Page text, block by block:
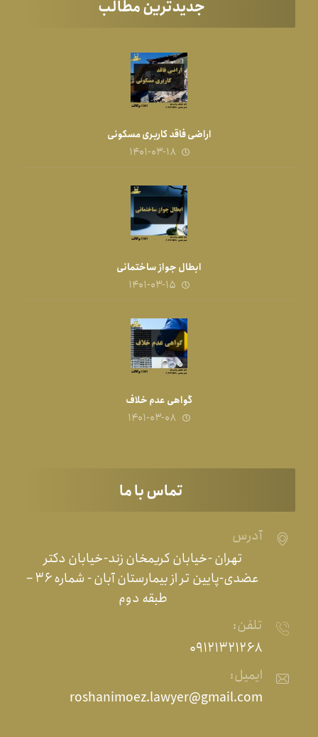
جدیدترین مطالب
اراضی فاقد کاربری مسکونی
۱۴۰۱-۰۳-۱۸
ابطال جواز ساختمانی
۱۴۰۱-۰۳-۱۵
گواهی عدم خلاف
۱۴۰۱-۰۳-۰۸
تماس با ما
آدرس
تهران -خیابان کریمخان زند-خیابان دکتر
عضدی-پایین تر از بیمارستان آبان - شماره ۳۶ –
طبقه دوم
تلفن:
۰۹۱۲۱۳۲۱۲۶۸
ایمیل:
roshanimoez.lawyer@gmail.com